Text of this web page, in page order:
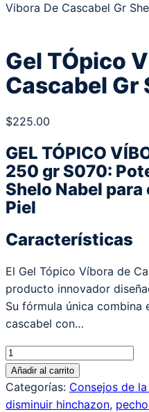
Vibora De Cascabel Gr
Gel TÓpico
Cascabel Gr
$225.00
GEL TÓPICO
250 gr S070:
Shelo Nabel para
Piel
Características
El Gel Tópico Víbora de
producto innovador
Su fórmula única
cascabel con…
Gel
TÓpico
Vibora
De
Añadir al carrito
Categorías: Consejos de
disminuir hinchazon,